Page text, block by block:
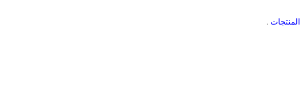
المنتجات .